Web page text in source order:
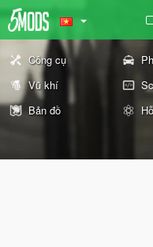
Công cụ
Vũ khí
Bản đồ